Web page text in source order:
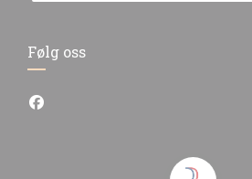
Følg oss
Facebook ((åpner i et nytt vindu))